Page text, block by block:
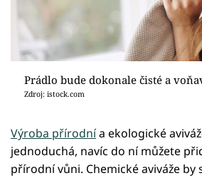
Prádlo bude dokonale čisté a
Zdroj: istock.com
Výroba přírodnía ekologické
jednoduchá, navíc do ní můžete
přírodní vůni. Chemické aviváže by